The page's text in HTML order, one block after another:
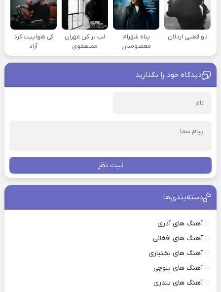
دو قطبی اردلان
پناه شهرام
معصومیان
لب تر کن مهران
مصطفوی
کی هواییت کرد
آراد
دیدگاه خود را بگذارید
ثبت نظر
دسته‌بندی‌ها
آهنگ های آذری
آهنگ های افغانی
آهنگ های بختیاری
آهنگ های بلوچی
آهنگ های بندری